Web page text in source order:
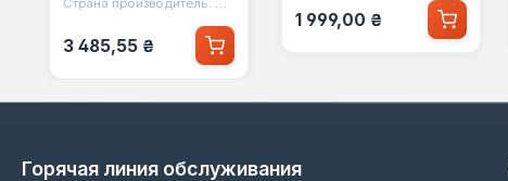
Обычная цена:
3 485,55 ₴
Обычная цена:
1 999,00 ₴
Горячая линия обслуживания